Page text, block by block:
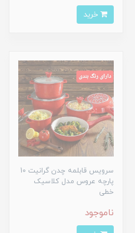
سرویس قابلمه چدن گرانیت 10
پارچه عروس مدل کلاسیک
خطی
ناموجود